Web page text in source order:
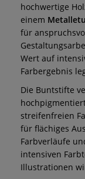
hochwertige
einem
für
Wert auf
Farbergebnis
Die Buntstifte
streifenfreien
für flächiges
Farbverläufe
intensiven
Illustrationen